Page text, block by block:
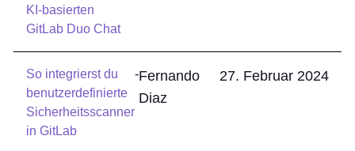
KI-basierten
GitLab Duo Chat
So integrierst du
benutzerdefinierte
Sicherheitsscanner
in GitLab
-Fernando
Diaz
27. Februar 2024